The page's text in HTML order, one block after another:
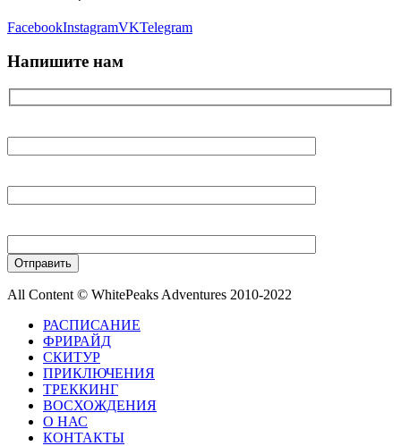
FacebookInstagramVKTelegram
Напишите нам
All Content © WhitePeaks Adventures 2010-2022
РАСПИСАНИЕ
ФРИРАЙД
СКИТУР
ПРИКЛЮЧЕНИЯ
ТРЕККИНГ
ВОСХОЖДЕНИЯ
О НАС
КОНТАКТЫ